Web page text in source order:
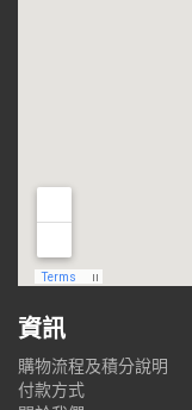
資訊
購物流程及積分說明
付款方式